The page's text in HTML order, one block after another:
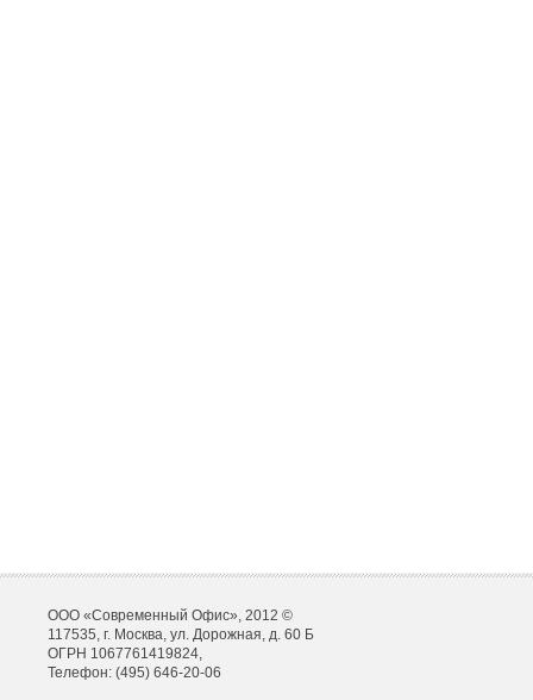
ООО «Современный Офис», 2012 ©
117535, г. Москва, ул. Дорожная, д. 60 Б
ОГРН 1067761419824,
Телефон: (495) 646-20-06